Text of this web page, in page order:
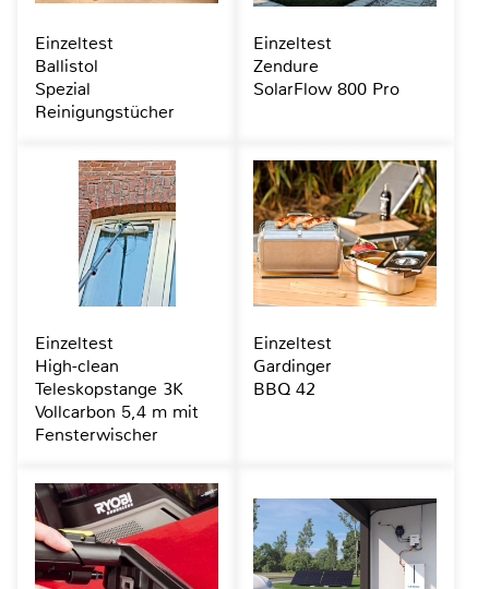
Einzeltest
Ballistol
Spezial
Reinigungstücher
Einzeltest
Zendure
SolarFlow 800 Pro
Einzeltest
High-clean
Teleskopstange 3K
Vollcarbon 5,4 m mit
Fensterwischer
Einzeltest
Gardinger
BBQ 42